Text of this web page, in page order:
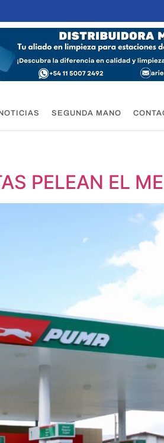
SEGUNDA MANO
PELEAN EL